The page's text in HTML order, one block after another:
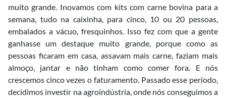
muito grande. Inovamos com kits com carne bovina para a
semana, tudo na caixinha, para cinco, 10 ou 20 pessoas,
embalados a vácuo, fresquinhos. Isso fez com que a gente
ganhasse um destaque muito grande, porque como as
pessoas ficaram em casa, assavam mais carne, faziam mais
almoço, jantar e não tinham como comer fora. E nós
crescemos cinco vezes o faturamento. Passado esse período,
decidimos investir na agroindústria, onde nós conseguimos a